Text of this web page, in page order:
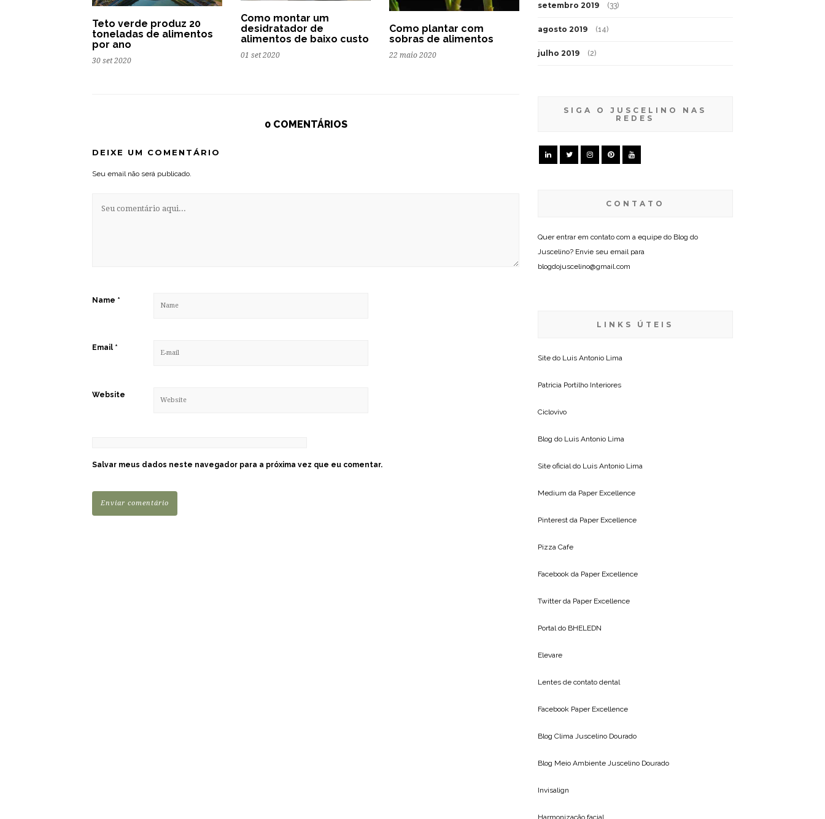
Teto verde produz 20
toneladas de alimentos
por ano
30 set 2020
Como montar um
desidratador de
alimentos de baixo custo
01 set 2020
Como plantar com
sobras de alimentos
22 maio 2020
0 COMENTÁRIOS
DEIXE UM COMENTÁRIO
Seu email não será publicado.
Name *
Email *
Website
Salvar meus dados neste navegador para a próxima vez que eu comentar.
setembro 2019 (33)
agosto 2019 (14)
julho 2019 (2)
SIGA O JUSCELINO NAS
REDES
CONTATO
Quer entrar em contato com a equipe do Blog do
Juscelino? Envie seu email para
blogdojuscelino@gmail.com
LINKS ÚTEIS
Site do Luis Antonio Lima
Patricia Portilho Interiores
Ciclovivo
Blog do Luis Antonio Lima
Site oficial do Luis Antonio Lima
Medium da Paper Excellence
Pinterest da Paper Excellence
Pizza Cafe
Facebook da Paper Excellence
Twitter da Paper Excellence
Portal do BHELEDN
Elevare
Lentes de contato dental
Facebook Paper Excellence
Blog Clima Juscelino Dourado
Blog Meio Ambiente Juscelino Dourado
Invisalign
Harmonização facial